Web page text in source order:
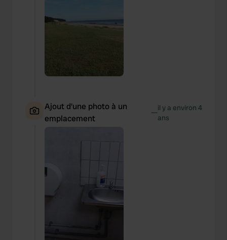
Ajout d'une photo à un
emplacement
—il y a environ 4
ans